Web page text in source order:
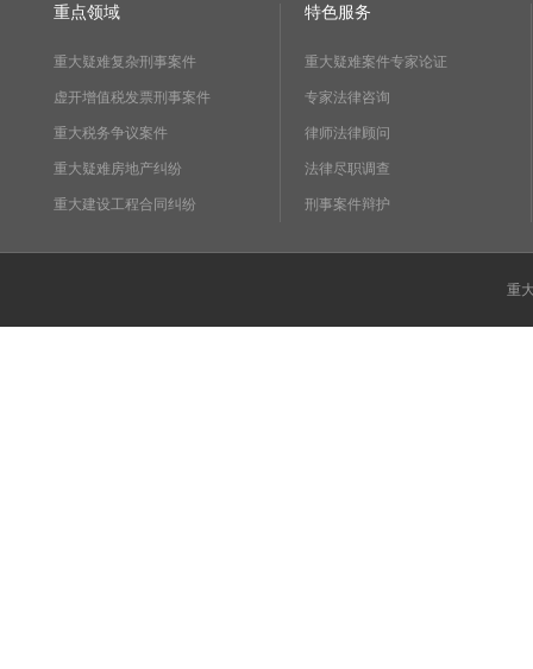
重点领域
重大疑难复杂刑事案件
虚开增值税发票刑事案件
重大税务争议案件
重大疑难房地产纠纷
重大建设工程合同纠纷
特色服务
重大疑难案件专家论证
专家法律咨询
律师法律顾问
法律尽职调查
刑事案件辩护
重